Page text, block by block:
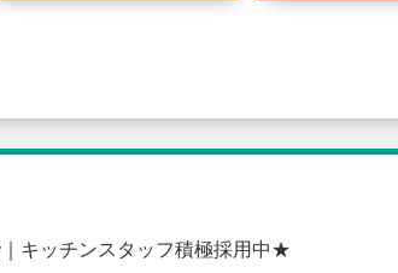
｜キッチンスタッフ積極採用中★